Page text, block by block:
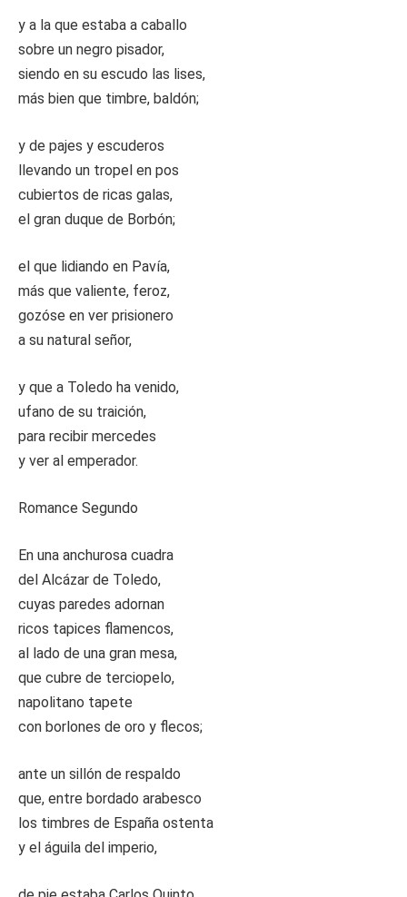
y a la que estaba a caballo
sobre un negro pisador,
siendo en su escudo las lises,
más bien que timbre, baldón;
y de pajes y escuderos
llevando un tropel en pos
cubiertos de ricas galas,
el gran duque de Borbón;
el que lidiando en Pavía,
más que valiente, feroz,
gozóse en ver prisionero
a su natural señor,
y que a Toledo ha venido,
ufano de su traición,
para recibir mercedes
y ver al emperador.
Romance Segundo
En una anchurosa cuadra
del Alcázar de Toledo,
cuyas paredes adornan
ricos tapices flamencos,
al lado de una gran mesa,
que cubre de terciopelo,
napolitano tapete
con borlones de oro y flecos;
ante un sillón de respaldo
que, entre bordado arabesco
los timbres de España ostenta
y el águila del imperio,